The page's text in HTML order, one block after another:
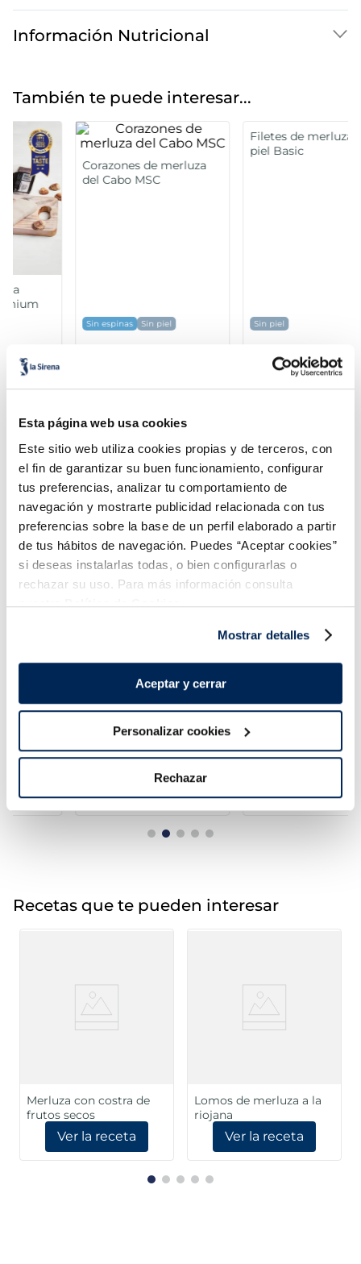
Esta página web usa cookies
Este sitio web utiliza cookies propias y de terceros, con
el fin de garantizar su buen funcionamiento, configurar
tus preferencias, analizar tu comportamiento de
navegación y mostrarte publicidad relacionada con tus
preferencias sobre la base de un perfil elaborado a partir
de tus hábitos de navegación. Puedes “Aceptar cookies”
si deseas instalarlas todas, o bien configurarlas o
rechazar su uso. Para más información consulta
nuestraPolítica de Cookies.
Mostrar detalles
Aceptar y cerrar
Personalizar cookies
Rechazar
Información Nutricional
También te puede interesar...
del Cabo MSC
Sin piel
Añadir Añadir
¡Combínalo y hazte un menú de 10!
Arroz blanco micro
Listísimos
Añadir
Brócoli
Añadir
Recetas que te pueden interesar
Merluza con costra de
frutos secos
Ver la receta
Lomos de merluza a la
riojana
Ver la receta